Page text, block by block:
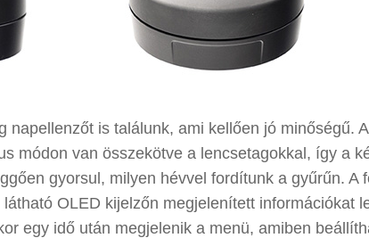
napellenzőt is találunk, ami kellően jó minőségű.
módon van összekötve a lencsetagokkal, így a
gyorsul, milyen hévvel fordítunk a gyűrűn. A
OLED kijelzőn megjelenített információkat
egy idő után megjelenik a menü, amiben